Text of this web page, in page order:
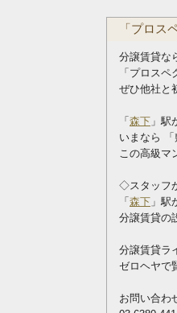
「プロス
分譲賃貸な
「プロス
ぜひ他社と
「 森下 」駅
いまなら
この高級マ
◇スタッフ
「 森下 」駅
分譲賃貸の
分譲賃貸ラ
ゼロヘヤで
お問い合わ